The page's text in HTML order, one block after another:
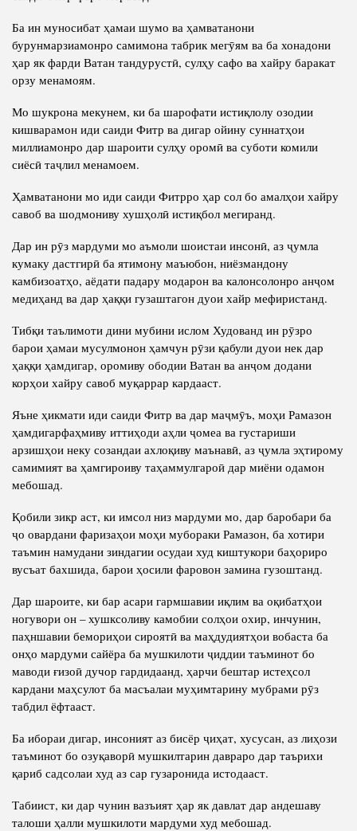
Салоҳият
Тарҷумаи ҳол
Китобҳо
Мақолаҳо
Хадамоти матбуот
ПРЕЗИДЕНТИ ҶУМҲУРИИ ТОҶИКИСТОН
Сохтори Институт
Роҳбарон ва кормандон
Таърихи роҳбарон
Ба ин муносибат ҳамаи шумо ва ҳамватанони
бурунмарзиамонро самимона табрик мегӯям ва ба хонадони
ҳар як фарди Ватан тандурустӣ, сулҳу сафо ва хайру баракат
орзу менамоям.
Мо шукрона мекунем, ки ба шарофати истиқлолу озодии
кишварамон иди саиди Фитр ва дигар ойину суннатҳои
миллиамонро дар шароити сулҳу оромӣ ва суботи комили
сиёсӣ таҷлил менамоем.
Ҳамватанони мо иди саиди Фитрро ҳар сол бо амалҳои хайру
савоб ва шодмониву хушҳолӣ истиқбол мегиранд.
Дар ин рӯз мардуми мо аъмоли шоистаи инсонӣ, аз ҷумла
кумаку дастгирӣ ба ятимону маъюбон, ниёзмандону
камбизоатҳо, аёдати падару модарон ва калонсолонро анҷом
медиҳанд ва дар ҳаққи гузаштагон дуои хайр мефиристанд.
Тибқи таълимоти дини мубини ислом Худованд ин рӯзро
барои ҳамаи мусулмонон ҳамчун рӯзи қабули дуои нек дар
ҳаққи ҳамдигар, оромиву ободии Ватан ва анҷом додани
корҳои хайру савоб муқаррар кардааст.
Яъне ҳикмати иди саиди Фитр ва дар маҷмӯъ, моҳи Рамазон
ҳамдигарфаҳмиву иттиҳоди аҳли ҷомеа ва густариши
арзишҳои неку созандаи ахлоқиву маънавӣ, аз ҷумла эҳтирому
самимият ва ҳамгироиву таҳаммулгароӣ дар миёни одамон
мебошад.
Қобили зикр аст, ки имсол низ мардуми мо, дар баробари ба
ҷо овардани фаризаҳои моҳи мубораки Рамазон, ба хотири
таъмин намудани зиндагии осудаи худ киштукори баҳориро
вусъат бахшида, барои ҳосили фаровон замина гузоштанд.
Дар шароите, ки бар асари гармшавии иқлим ва оқибатҳои
ногувори он – хушксоливу камобии солҳои охир, инчунин,
паҳншавии бемориҳои сироятӣ ва маҳдудиятҳои вобаста ба
онҳо мардуми сайёра ба мушкилоти ҷиддии таъминот бо
маводи ғизоӣ дучор гардидаанд, ҳарчи бештар истеҳсол
кардани маҳсулот ба масъалаи муҳимтарину мубрами рӯз
табдил ёфтааст.
Ба ибораи дигар, инсоният аз бисёр ҷиҳат, хусусан, аз лиҳози
таъминот бо озуқаворӣ мушкилтарин давраро дар таърихи
қариб садсолаи худ аз сар гузаронида истодааст.
Табиист, ки дар чунин вазъият ҳар як давлат дар андешаву
талоши ҳалли мушкилоти мардуми худ мебошад.